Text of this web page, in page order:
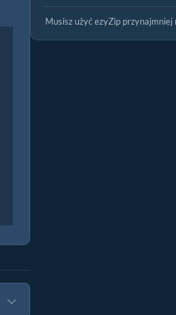
Musisz użyć ezyZip przynajmniej